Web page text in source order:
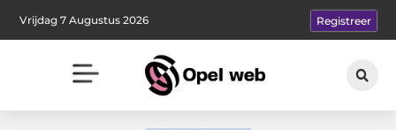
Vrijdag 7 Augustus 2026 Registreer